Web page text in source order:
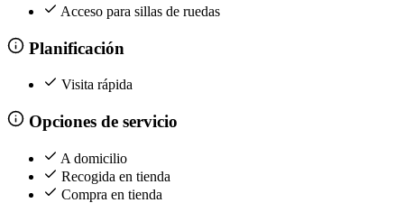
Acceso para sillas de ruedas
Planificación
Visita rápida
Opciones de servicio
A domicilio
Recogida en tienda
Compra en tienda